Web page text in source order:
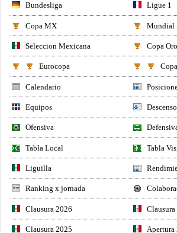
Bundesliga Ligue 1
Copa MX Mundial
Seleccion Mexicana Copa
Eurocopa
Calendario
Equipos Descenso
Ofensiva
Tabla Local Tabla
Liguilla
Ranking x jornada
Clausura 2026 Clausura
Clausura 2025 Apertura